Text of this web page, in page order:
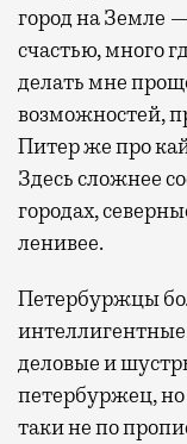
город на Земле
счастью, много
делать мне
возможностей,
Питер же про
Здесь сложнее
городах,
ленивее.
Петербуржцы
деловые и
петербуржец, но
таки не по